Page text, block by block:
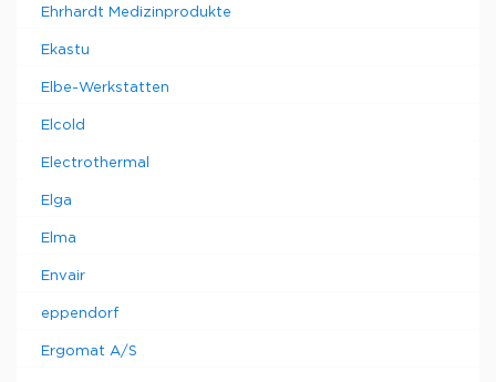
Ehrhardt Medizinprodukte
Ekastu
Elbe-Werkstatten
Elcold
Electrothermal
Elga
Elma
Envair
eppendorf
Ergomat A/S